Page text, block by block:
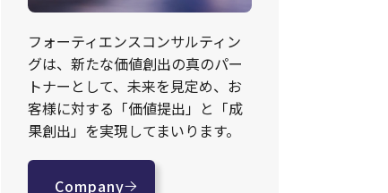
フォーティエンスコンサルティン
グは、新たな価値創出の真のパー
トナーとして、未来を見定め、お
客様に対する「価値提出」と「成
果創出」を実現してまいります。
Company